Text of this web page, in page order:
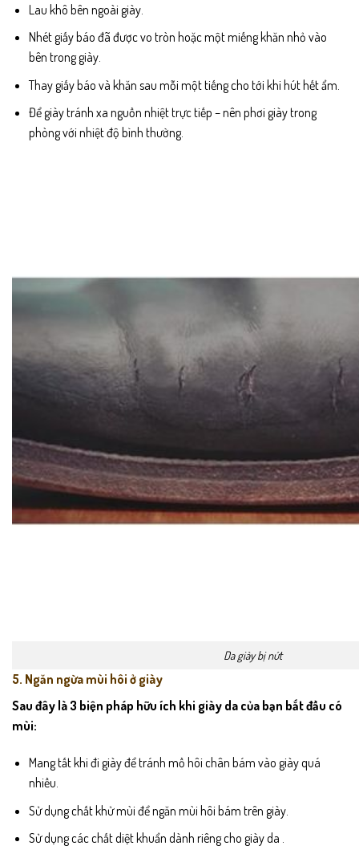
Lau khô bên ngoài giày.
Nhét giấy báo đã được vo tròn hoặc một miếng khăn nhỏ vào
bên trong giày.
Thay giấy báo và khăn sau mỗi một tiếng cho tới khi hút hết ẩm.
Để giày tránh xa nguồn nhiệt trực tiếp – nên phơi giày trong
phòng với nhiệt độ bình thường.
Da giày bị nứt
5. Ngăn ngừa mùi hôi ở giày
Sau đây là 3 biện pháp hữu ích khi giày da của bạn bắt đầu có
mùi:
Mang tất khi đi giày để tránh mồ hôi chân bám vào giày quá
nhiều.
Sử dụng chất khử mùi để ngăn mùi hôi bám trên giày.
Sử dụng các chất diệt khuẩn dành riêng cho giày da .